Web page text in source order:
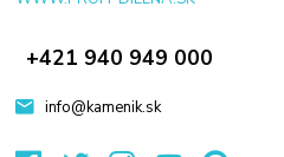
+421 940 949 000
info@kamenik.sk